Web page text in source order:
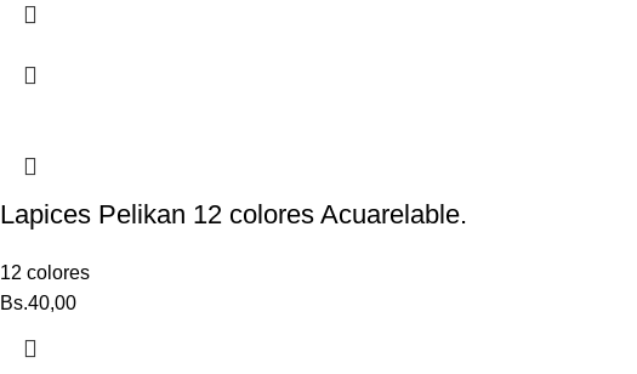
Lapices Pelikan 12 colores Acuarelable.
12 colores
Bs.40,00